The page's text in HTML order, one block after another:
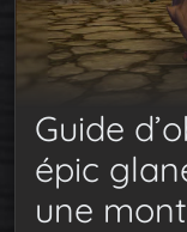
Guide
épic
une